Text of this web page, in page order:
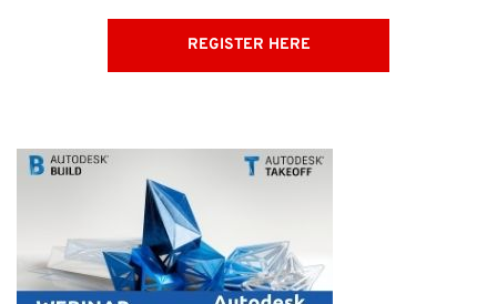
REGISTER HERE